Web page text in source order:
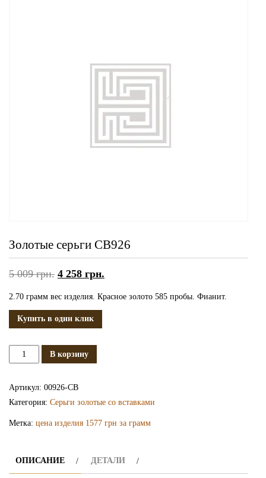
Золотые серьги СВ926
5 009грн. 4 258 грн.
2.70 грамм вес изделия. Красное золото 585 пробы. Фианит.
Купить в один клик
КоличествоВ корзину
Артикул: 00926-СВ
Категория: Серьги золотые со вставками
Метка: цена изделия 1577 грн за грамм
ОПИСАНИЕ ДЕТАЛИ